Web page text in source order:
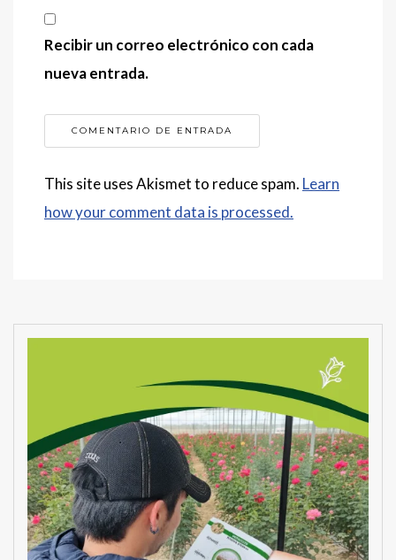
Recibir un correo electrónico con cada
nueva entrada.
This site uses Akismet to reduce spam. Learn
how your comment data is processed.